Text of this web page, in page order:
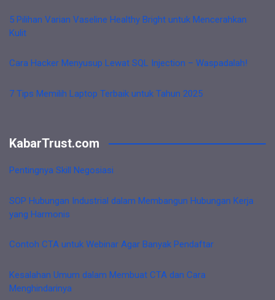
5 Pilihan Varian Vaseline Healthy Bright untuk Mencerahkan
Kulit
Cara Hacker Menyusup Lewat SQL Injection – Waspadalah!
7 Tips Memilih Laptop Terbaik untuk Tahun 2025
KabarTrust.com
Pentingnya Skill Negosiasi
SOP Hubungan Industrial dalam Membangun Hubungan Kerja
yang Harmonis
Contoh CTA untuk Webinar Agar Banyak Pendaftar
Kesalahan Umum dalam Membuat CTA dan Cara
Menghindarinya